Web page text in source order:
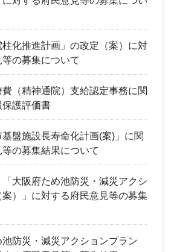
柱化推進計画」の改定（案）に対
の募集について
費（精神通院）支給認定事務に関
護評価書
基盤施設長寿命化計画(案)」に関
の募集結果について
「大阪府ため池防災・減災アクシ
案）」に対する府民意見等の募集
池防災・減災アクションプラン